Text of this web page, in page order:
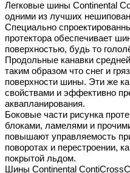
Легковые шины Continental
одними из лучших
Специально
протектора обеспечивает
поверхностью, будь то
Продольные канавки
таким образом что снег и
поверхности шины. Эти же
свойствами и эффективно
аквапланирования.
Боковые части рисунка
блоками, ламелями и
повышают управляемость
поворотах и перестроении,
покрытой льдом.
Шины Continental